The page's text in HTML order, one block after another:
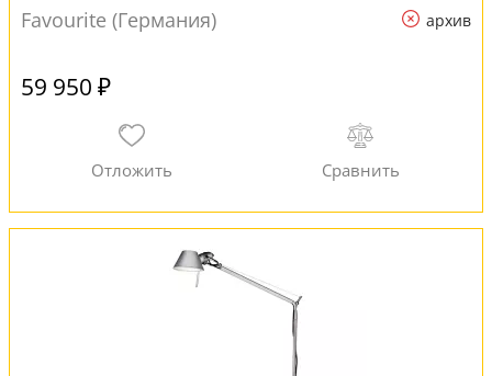
Favourite (Германия) архив
59 950 ₽